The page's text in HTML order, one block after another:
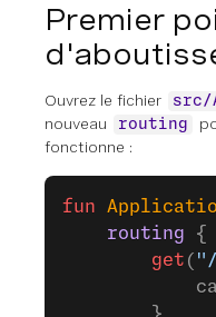
Premier
Ouvrez le fichier src/
nouveau
routing
fonctionne :
fun
    routing
{
        get
(